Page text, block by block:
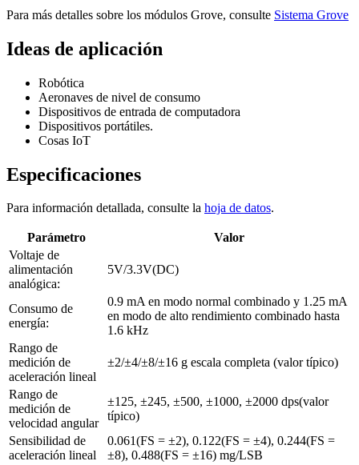
Para más detalles sobre los módulos Grove, consulte Sistema Grove
Ideas de aplicación
Robótica
Aeronaves de nivel de consumo
Dispositivos de entrada de computadora
Dispositivos portátiles.
Cosas IoT
Especificaciones
Para información detallada, consulte la hoja de datos.
Parámetro
Valor
Voltaje de
alimentación
analógica:
5V/3.3V(DC)
Consumo de
energía:
0.9 mA en modo normal combinado y 1.25 mA
en modo de alto rendimiento combinado hasta
1.6 kHz
Rango de
medición de
aceleración lineal
±2/±4/±8/±16 g escala completa (valor típico)
Rango de
medición de
velocidad angular
±125, ±245, ±500, ±1000, ±2000 dps(valor
típico)
Sensibilidad de
aceleración lineal
0.061(FS = ±2), 0.122(FS = ±4), 0.244(FS =
±8), 0.488(FS = ±16) mg/LSB